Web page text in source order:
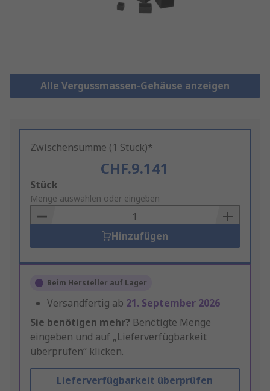
Alle Vergussmassen-Gehäuse anzeigen
Zwischensumme (1 Stück)*
CHF.9.141
Add
to
Basket
Stück
Menge auswählen oder eingeben
Hinzufügen
Beim Hersteller auf Lager
Versandfertig ab 21. September 2026
Sie benötigen mehr? Benötigte Menge
eingeben und auf „Lieferverfügbarkeit
überprüfen“ klicken.
Lieferverfügbarkeit überprüfen